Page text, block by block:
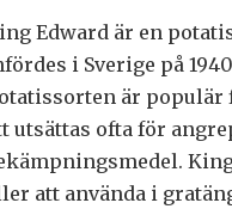
Edward är en
i Sverige på
är populär
utsättas ofta för
att använda i